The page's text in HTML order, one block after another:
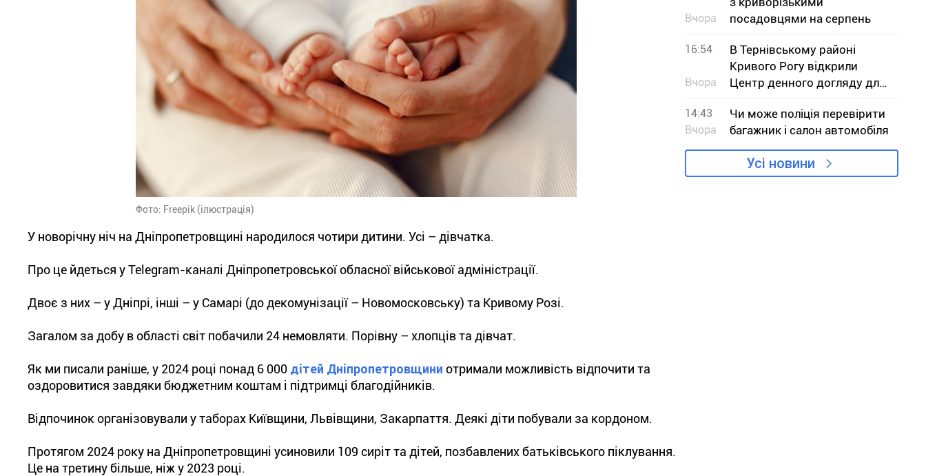
Фото: Freepik (ілюстрація)
У новорічну ніч на Дніпропетровщині народилося чотири дитини. Усі – дівчатка.
Про це йдеться у Telegram-каналі Дніпропетровської обласної військової адміністрації.
Двоє з них – у Дніпрі, інші – у Самарі (до декомунізації – Новомосковську) та Кривому Розі.
Загалом за добу в області світ побачили 24 немовляти. Порівну – хлопців та дівчат.
Як ми писали раніше, у 2024 році понад 6 000 дітей Дніпропетровщини отримали можливість відпочити та
оздоровитися завдяки бюджетним коштам і підтримці благодійників.
Відпочинок організовували у таборах Київщини, Львівщини, Закарпаття. Деякі діти побували за кордоном.
Протягом 2024 року на Дніпропетровщині усиновили 109 сиріт та дітей, позбавлених батьківського піклування.
Це на третину більше, ніж у 2023 році.
Вчора
посадовцями на серпень
16:54
Вчора
В Тернівському районі
Кривого Рогу відкрили
Центр денного догляду для
дітей з інвалідністю
14:43
Вчора
Чи може поліція перевірити
багажник і салон автомобіля
Усі новини